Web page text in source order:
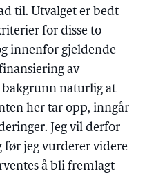
til. Utvalget er bedt
for disse to
innenfor gjeldende
av
bakgrunn naturlig at
her tar opp, inngår
Jeg vil derfor
jeg vurderer videre
å bli fremlagt